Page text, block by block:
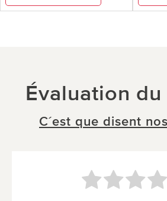
Évaluation
C´est que disent